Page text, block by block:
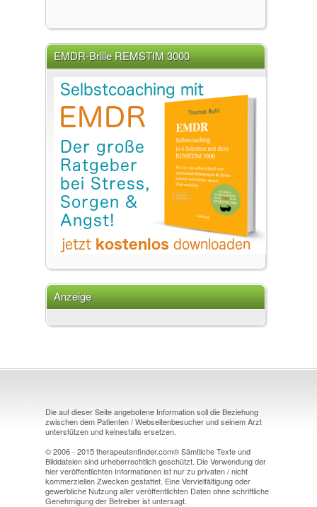
EMDR-Brille REMSTIM 3000
Anzeige
Die auf dieser Seite angebotene Information soll die Beziehung
zwischen dem Patienten / Webseitenbesucher und seinem Arzt
unterstützen und keinesfalls ersetzen.
© 2006 - 2015 therapeutenfinder.com® Sämtliche Texte und
Bilddateien sind urheberrechtlich geschützt. Die Verwendung der
hier veröffentlichten Informationen ist nur zu privaten / nicht
kommerziellen Zwecken gestattet. Eine Vervielfältigung oder
gewerbliche Nutzung aller veröffentlichten Daten ohne schriftliche
Genehmigung der Betreiber ist untersagt.